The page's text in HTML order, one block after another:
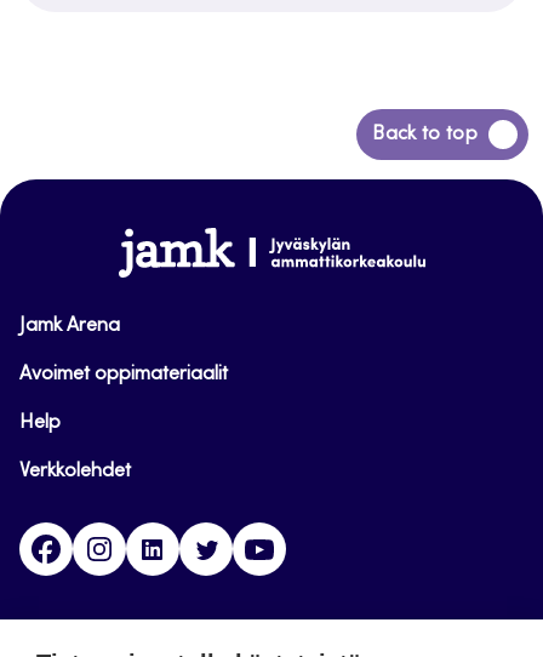
Back to top
Siirry
takaisin
www.jamk.fi
Jamk Arena
Avoimet oppimateriaalit
Help
Verkkolehdet
FacebookInstagramLinkedinTwitter